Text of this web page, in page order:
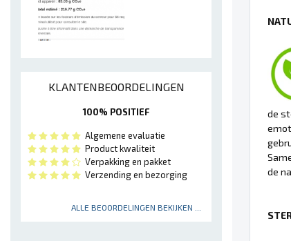
KLANTENBEOORDELINGEN
100% POSITIEF
Algemene evaluatie
Product kwaliteit
Verpakking en pakket
Verzending en bezorging
ALLE BEOORDELINGEN BEKIJKEN ...
de
de